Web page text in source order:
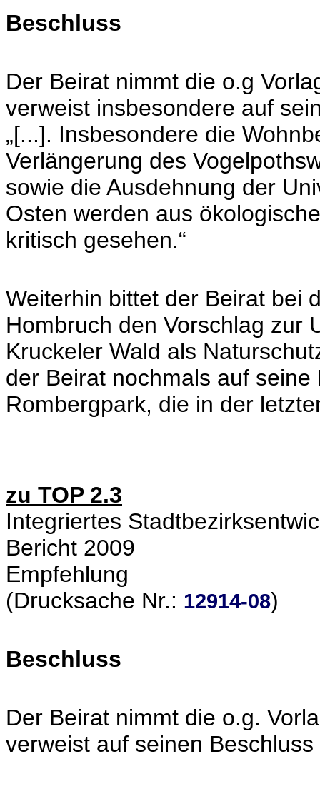
Beschluss
Der Beirat nimmt die o.g
verweist insbesondere auf
„[...]. Insbesondere die
Verlängerung des
sowie die Ausdehnung der
Osten werden aus
kritisch gesehen.“
Weiterhin bittet der Beirat bei
Hombruch den Vorschlag zur
Kruckeler Wald als
der Beirat nochmals auf
Rombergpark, die in der
zu TOP 2.3
Integriertes
Bericht 2009
Empfehlung
(Drucksache Nr.: 12914-08)
Beschluss
Der Beirat nimmt die o.g.
verweist auf seinen